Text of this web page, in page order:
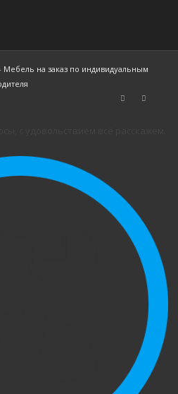
Мебель на заказ по индивидуальным